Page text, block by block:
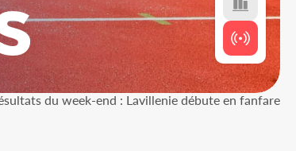
du week-end : Lavillenie débute en fanfare